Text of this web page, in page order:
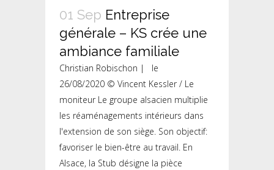
01 Sep Entreprise
générale – KS crée une
ambiance familiale
Christian Robischon | le
26/08/2020 © Vincent Kessler / Le
moniteur Le groupe alsacien multiplie
les réaménagements intérieurs dans
l'extension de son siège. Son objectif:
favoriser le bien-être au travail. En
Alsace, la Stub désigne la pièce